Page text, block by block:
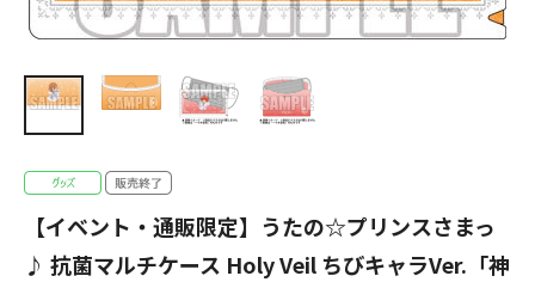
【イベント・通販限定】うたの☆プリンスさまっ
♪ 抗菌マルチケース Holy Veil ちびキャラVer.「神